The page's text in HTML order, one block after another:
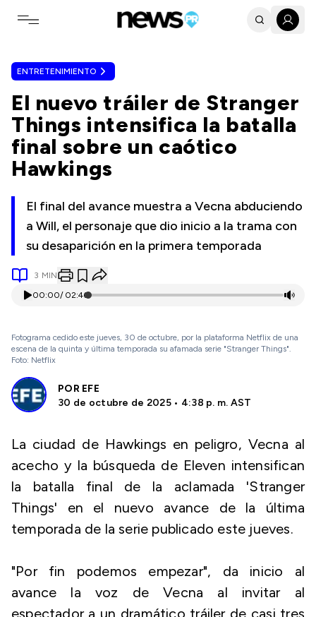
Toggle navigation menu
ENTRETENIMIENTO
El nuevo tráiler de Stranger
Things intensifica la batalla
final sobre un caótico
Hawkings
El final del avance muestra a Vecna abduciendo
a Will, el personaje que dio inicio a la trama con
su desaparición en la primera temporada
3 MIN
00:00/ 02:46
Fotograma cedido este jueves, 30 de octubre, por la plataforma Netflix de una
escena de la quinta y última temporada su afamada serie "Stranger Things".
Foto: Netflix
POR EFE
30 de octubre de 2025 • 4:38 p. m. AST
La ciudad de Hawkings en peligro, Vecna al
acecho y la búsqueda de Eleven intensifican
la batalla final de la aclamada 'Stranger
Things' en el nuevo avance de la última
temporada de la serie publicado este jueves.
"Por fin podemos empezar", da inicio al
avance la voz de Vecna al invitar al
espectador a un dramático tráiler de casi tres